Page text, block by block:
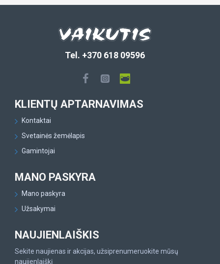
Tel. +370 618 09596
KLIENTŲ APTARNAVIMAS
Kontaktai
Svetainės žemėlapis
Gamintojai
MANO PASKYRA
Mano paskyra
Užsakymai
NAUJIENLAIŠKIS
Sekite naujienas ir akcijas, užsiprenumeruokite mūsų
naujienlaiškį